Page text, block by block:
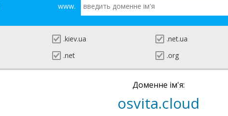
www.
.kiev.ua .net.ua
.net .org
Доменне ім'я:
osvita.cloud